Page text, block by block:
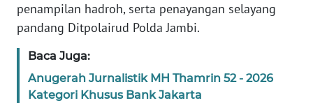
penampilan hadroh, serta penayangan selayang
pandang Ditpolairud Polda Jambi.
Baca Juga:
Anugerah Jurnalistik MH Thamrin 52 - 2026
Kategori Khusus Bank Jakarta
Wahana
News
WN
SUMUT